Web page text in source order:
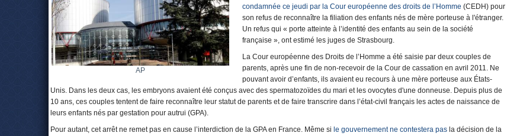
AP
condamnée ce jeudi par la Cour européenne des droits de l’Homme (CEDH) pour
son refus de reconnaître la filiation des enfants nés de mère porteuse à l'étranger.
Un refus qui « porte atteinte à l’identité des enfants au sein de la société
française », ont estimé les juges de Strasbourg.
La Cour européenne des Droits de l’Homme a été saisie par deux couples de
parents, après une fin de non-recevoir de la Cour de cassation en avril 2011. Ne
pouvant avoir d’enfants, ils avaient eu recours à une mère porteuse aux États-
Unis. Dans les deux cas, les embryons avaient été conçus avec des spermatozoïdes du mari et les ovocytes d'une donneuse. Depuis plus de
10 ans, ces couples tentent de faire reconnaître leur statut de parents et de faire transcrire dans l’état-civil français les actes de naissance de
leurs enfants nés par gestation pour autrui (GPA).
Pour autant, cet arrêt ne remet pas en cause l’interdiction de la GPA en France. Même si le gouvernement ne contestera pas la décision de la